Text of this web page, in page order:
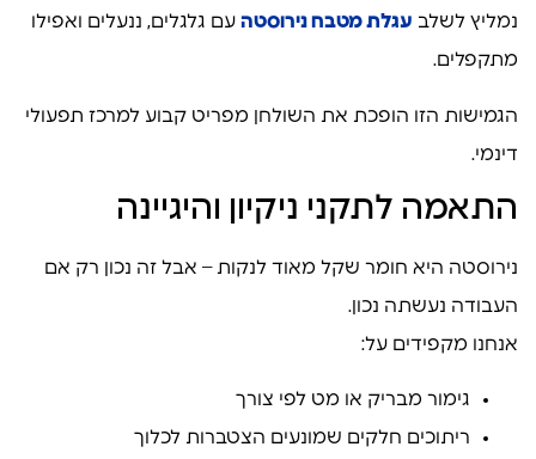
נמליץ לשלב עגלת מטבח נירוסטה עם גלגלים, ננעלים ואפילו
מתקפלים.
הגמישות הזו הופכת את השולחן מפריט קבוע למרכז תפעולי
דינמי.
התאמה לתקני ניקיון והיגיינה
נירוסטה היא חומר שקל מאוד לנקות – אבל זה נכון רק אם
העבודה נעשתה נכון.
אנחנו מקפידים על:
גימור מבריק או מט לפי צורך
ריתוכים חלקים שמונעים הצטברות לכלוך